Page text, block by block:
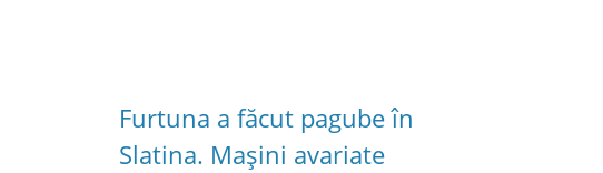
Furtuna a făcut pagube în
Slatina. Mașini avariate